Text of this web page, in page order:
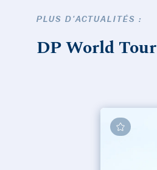
PLUS D'ACTUALITÉS :
DP World Tour